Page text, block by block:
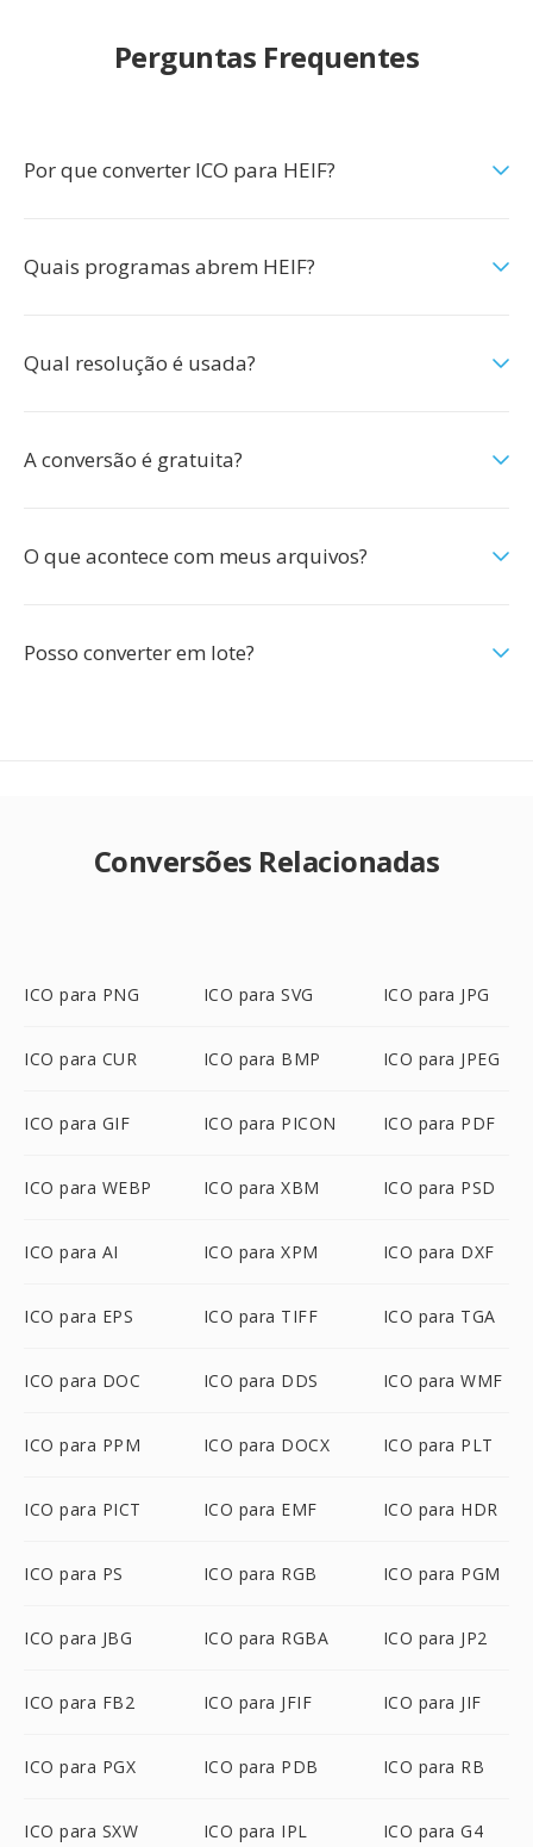
Perguntas Frequentes
Por que converter ICO para HEIF?
Quais programas abrem HEIF?
Qual resolução é usada?
A conversão é gratuita?
O que acontece com meus arquivos?
Posso converter em lote?
Conversões Relacionadas
ICO para PNG ICO para SVG ICO para JPG
ICO para CUR ICO para BMP ICO para JPEG
ICO para GIF ICO para PICON ICO para PDF
ICO para WEBP ICO para XBM ICO para PSD
ICO para AI ICO para XPM ICO para DXF
ICO para EPS ICO para TIFF ICO para TGA
ICO para DOC ICO para DDS ICO para WMF
ICO para PPM ICO para DOCX ICO para PLT
ICO para PICT ICO para EMF ICO para HDR
ICO para PS ICO para RGB ICO para PGM
ICO para JBG ICO para RGBA ICO para JP2
ICO para FB2 ICO para JFIF ICO para JIF
ICO para PGX ICO para PDB ICO para RB
ICO para SXW ICO para IPL ICO para G4